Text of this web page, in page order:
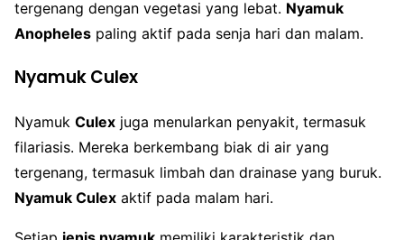
tergenang dengan vegetasi yang lebat. Nyamuk
Anopheles paling aktif pada senja hari dan malam.
Nyamuk Culex
Nyamuk Culex juga menularkan penyakit, termasuk
filariasis. Mereka berkembang biak di air yang
tergenang, termasuk limbah dan drainase yang buruk.
Nyamuk Culex aktif pada malam hari.